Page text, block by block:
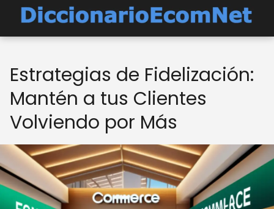
Estrategias de Fidelización:
Mantén a tus Clientes
Volviendo por Más